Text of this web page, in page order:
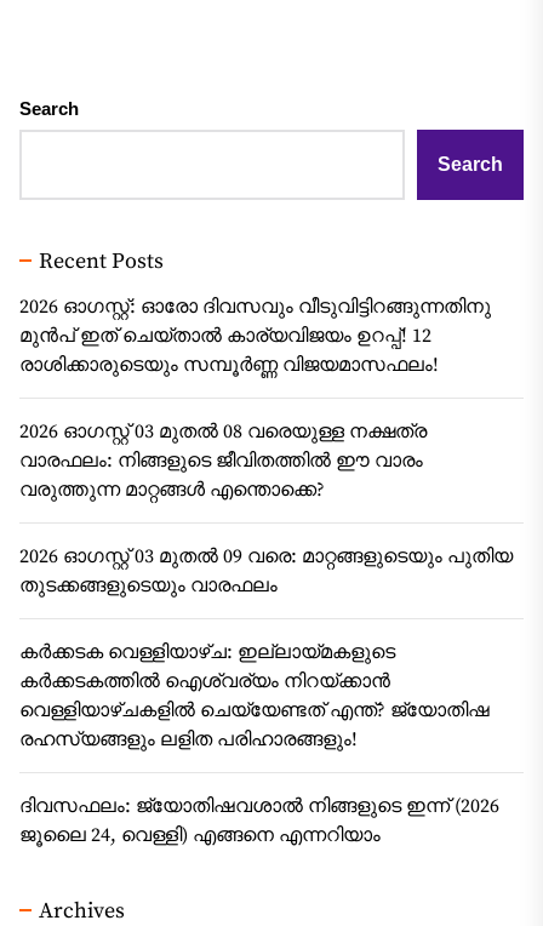
Search
Search
Recent Posts
2026 ഓഗസ്റ്റ്: ഓരോ ദിവസവും വീടുവിട്ടിറങ്ങുന്നതിനു
മുൻപ് ഇത് ചെയ്താൽ കാര്യവിജയം ഉറപ്പ്! 12
രാശിക്കാരുടെയും സമ്പൂർണ്ണ വിജയമാസഫലം!
2026 ഓഗസ്റ്റ് 03 മുതൽ 08 വരെയുള്ള നക്ഷത്ര
വാരഫലം: നിങ്ങളുടെ ജീവിതത്തിൽ ഈ വാരം
വരുത്തുന്ന മാറ്റങ്ങൾ എന്തൊക്കെ?
2026 ഓഗസ്റ്റ് 03 മുതൽ 09 വരെ: മാറ്റങ്ങളുടെയും പുതിയ
തുടക്കങ്ങളുടെയും വാരഫലം
കർക്കടക വെള്ളിയാഴ്ച: ഇല്ലായ്മകളുടെ
കർക്കടകത്തിൽ ഐശ്വര്യം നിറയ്ക്കാൻ
വെള്ളിയാഴ്ചകളിൽ ചെയ്യേണ്ടത് എന്ത്? ജ്യോതിഷ
രഹസ്യങ്ങളും ലളിത പരിഹാരങ്ങളും!
ദിവസഫലം: ജ്യോതിഷവശാൽ നിങ്ങളുടെ ഇന്ന്‌ (2026
ജൂലൈ 24, വെള്ളി) എങ്ങനെ എന്നറിയാം
Archives